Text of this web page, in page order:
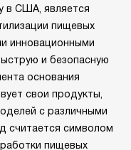
в США, является
пищевых
инновационными
и безопасную
основания
свои продукты,
с различными
считается символом
пищевых